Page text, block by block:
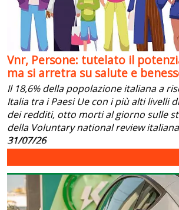
Vnr, Persone: tutelato il
ma si arretra su salute e
Il 18,6% della popolazione italiana a
Italia tra i Paesi Ue con i più alti livelli
dei redditi, otto morti al giorno sulle
della Voluntary national review italiana
31/07/26